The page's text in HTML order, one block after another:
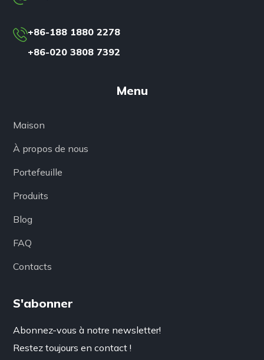
+86-188 1880 2278
+86-020 3808 7392
Menu
Maison
À propos de nous
Portefeuille
Produits
Blog
FAQ
Contacts
S'abonner
Abonnez-vous à notre newsletter!
Restez toujours en contact !